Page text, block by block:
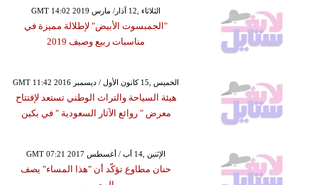
GMT 14:02 2019 الثلاثاء ,12 آذار/ مارس
"الجمبسوت الأبيض" لإطلالة مميزة في
مناسبات ربيع وصيف 2019
GMT 11:42 2016 الخميس ,15 كانون الأول / ديسمبر
هيئة السياحة والتراث الوطني تستعد لإفتتاح
معرض " روائع الآثار السعودية " في بكين
GMT 07:21 2017 الإثنين ,14 آب / أغسطس
حنان مطاوع تؤكّد أن "هذا المساء" يصف